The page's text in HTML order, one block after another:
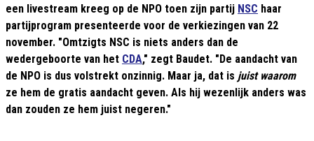
een livestream kreeg op de NPO toen zijn partij NSC haar
partijprogram presenteerde voor de verkiezingen van 22
november. "Omtzigts NSC is niets anders dan de
wedergeboorte van het CDA," zegt Baudet. "De aandacht van
de NPO is dus volstrekt onzinnig. Maar ja, dat is juist waarom
ze hem de gratis aandacht geven. Als hij wezenlijk anders was
dan zouden ze hem juist negeren."